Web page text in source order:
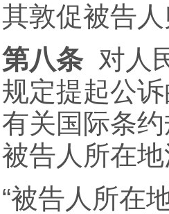
其敦促被告
第八条 对人
规定提起公
有关国际条
被告人所在
“被告人所在